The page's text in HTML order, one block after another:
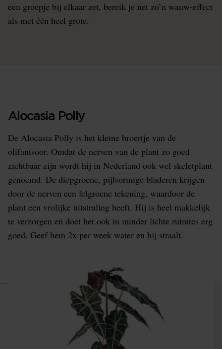
een groepje bij elkaar zet, bereik je net zo’n wauw-effect
als met één heel grote.
Alocasia Polly
De Alocasia Polly is het kleine broertje van de
olifantsoor. Omdat de nerven van de plant zo goed
zichtbaar zijn wordt hij in Nederland ook wel skeletplant
genoemd. De diepgroene, pijlvormige bladeren krijgen
door de nerven een felgroene tekening, waardoor de
plant een vrolijke uitstraling heeft. Hij is heel makkelijk
te verzorgen en doet het ook in minder lichte ruimtes erg
goed. Geef hem 2x per week water en hij straalt.